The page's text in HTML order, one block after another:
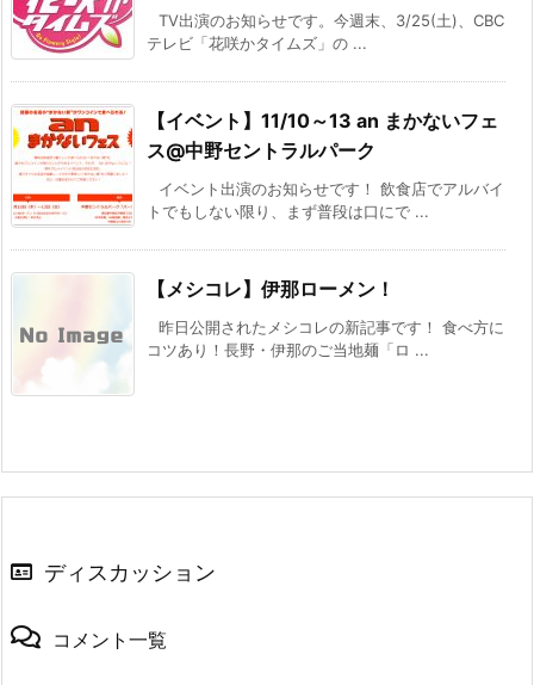
TV出演のお知らせです。今週末、3/25(土)、CBC
テレビ「花咲かタイムズ」の ...
【イベント】11/10～13 an まかないフェ
ス@中野セントラルパーク
イベント出演のお知らせです！ 飲食店でアルバイ
トでもしない限り、まず普段は口にで ...
【メシコレ】伊那ローメン！
昨日公開されたメシコレの新記事です！ 食べ方に
コツあり！長野・伊那のご当地麺「ロ ...
ディスカッション
コメント一覧